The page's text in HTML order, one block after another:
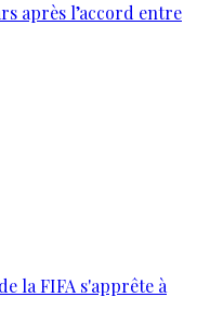
après l’accord entre
la FIFA s'apprête à